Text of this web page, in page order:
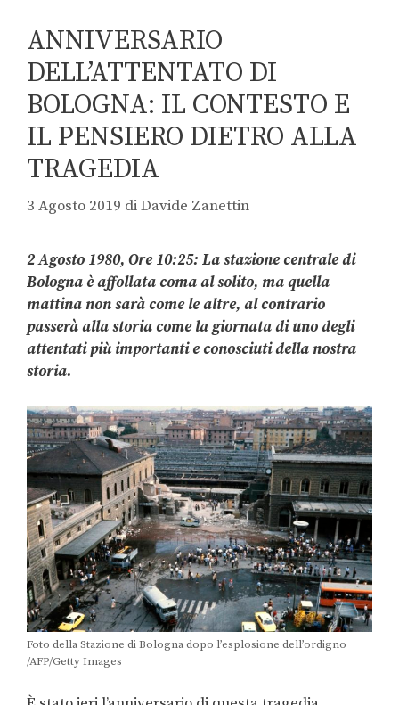
ANNIVERSARIO
DELL’ATTENTATO DI
BOLOGNA: IL CONTESTO E
IL PENSIERO DIETRO ALLA
TRAGEDIA
3 Agosto 2019 diDavide Zanettin
2 Agosto 1980, Ore 10:25: La stazione centrale di
Bologna è affollata coma al solito, ma quella
mattina non sarà come le altre, al contrario
passerà alla storia come la giornata di uno degli
attentati più importanti e conosciuti della nostra
storia.
Foto della Stazione di Bologna dopo l’esplosione dell’ordigno
/AFP/Getty Images